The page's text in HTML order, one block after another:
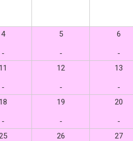
4
-
5
-
6
-
11
-
12
-
13
-
18
-
19
-
20
-
26 27